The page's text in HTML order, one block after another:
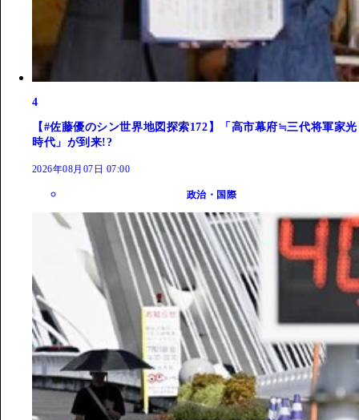
4
【#佐藤優のシン世界地図探索172】「高市幕府≒三代将軍家光
時代」が到来!?
2026年08月07日 07:00
政治・国際